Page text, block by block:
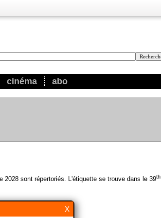
cinéma abo
2028 sont répertoriés. L'étiquette se trouve dans le 39th
X